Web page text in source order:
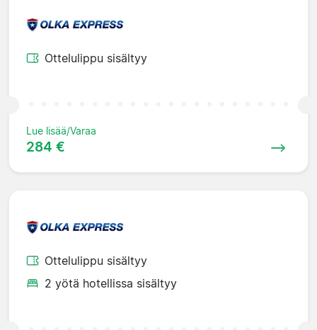
Ottelulippu sisältyy
Lue lisää/Varaa
284 €
Ottelulippu sisältyy
2 yötä hotellissa sisältyy